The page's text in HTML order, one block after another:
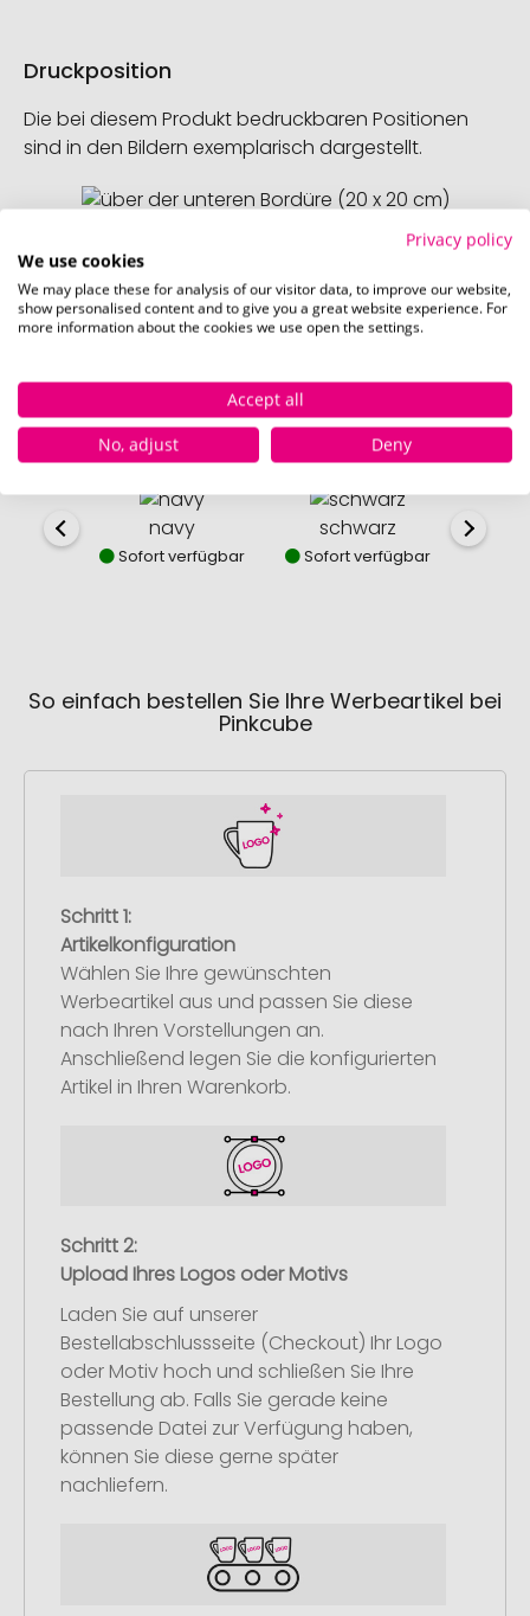
Druckposition
Die bei diesem Produkt bedruckbaren Positionen
sind in den Bildern exemplarisch dargestellt.
Schnell und einfachhierdie Standskizze
herunterladen.
Verfügbare Farben
navy
Sofort verfügbar
schwarz
Sofort verfügbar
So einfach bestellen Sie Ihre Werbeartikel bei
Pinkcube
Schritt 1:
Artikelkonfiguration
Wählen Sie Ihre gewünschten
Werbeartikel aus und passen Sie diese
nach Ihren Vorstellungen an.
Anschließend legen Sie die konfigurierten
Artikel in Ihren Warenkorb.
Schritt 2:
Upload Ihres Logos oder Motivs
Laden Sie auf unserer
Bestellabschlussseite (Checkout) Ihr Logo
oder Motiv hoch und schließen Sie Ihre
Bestellung ab. Falls Sie gerade keine
passende Datei zur Verfügung haben,
können Sie diese gerne später
nachliefern.
Privacy policy
We use cookies
We may place these for analysis of our visitor data, to improve our website,
show personalised content and to give you a great website experience. For
more information about the cookies we use open the settings.
Accept all
No, adjust
Deny